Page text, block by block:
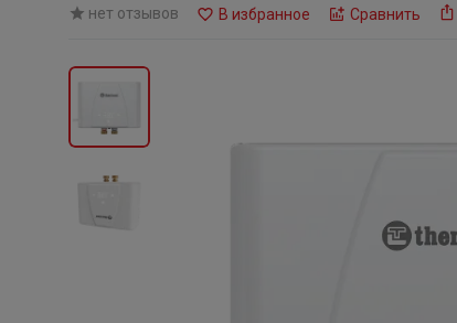
нет отзывов В избранное Сравнить